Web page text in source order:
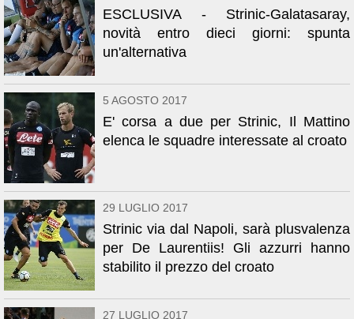
ESCLUSIVA - Strinic-Galatasaray,
novità entro dieci giorni: spunta
un'alternativa
5 AGOSTO 2017
E' corsa a due per Strinic, Il Mattino
elenca le squadre interessate al croato
29 LUGLIO 2017
Strinic via dal Napoli, sarà plusvalenza
per De Laurentiis! Gli azzurri hanno
stabilito il prezzo del croato
27 LUGLIO 2017